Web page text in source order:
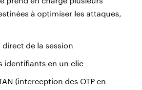
à optimiser les attaques,
de la session
identifiants en un clic
(interception des OTP en